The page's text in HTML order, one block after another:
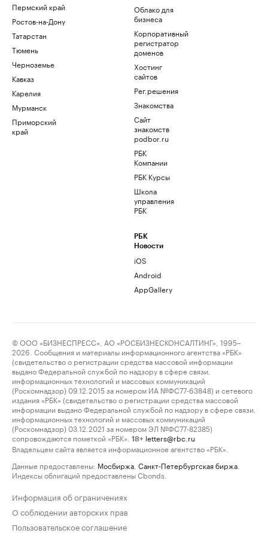
Пермский край
Ростов-на-Дону
Татарстан
Тюмень
Черноземье
Кавказ
Карелия
Мурманск
Приморский
край
Облако для
бизнеса
Корпоративный
регистратор
доменов
Хостинг
сайтов
Рег.решения
Знакомства
Сайт
знакомств
podbor.ru
РБК
Компании
РБК Курсы
Школа
управления
РБК
РБК
Новости
iOS
Android
AppGallery
© ООО «БИЗНЕСПРЕСС», АО «РОСБИЗНЕСКОНСАЛТИНГ», 1995–
2026. Сообщения и материалы информационного агентства «РБК»
(свидетельство о регистрации средства массовой информации
выдано Федеральной службой по надзору в сфере связи,
информационных технологий и массовых коммуникаций
(Роскомнадзор) 09.12.2015 за номером ИА №ФС77-63848) и сетевого
издания «РБК» (свидетельство о регистрации средства массовой
информации выдано Федеральной службой по надзору в сфере связи,
информационных технологий и массовых коммуникаций
(Роскомнадзор) 03.12.2021 за номером ЭЛ №ФС77-82385)
сопровождаются пометкой «РБК».
18+ letters@rbc.ru
Владельцем сайта является информационное агентство «РБК».
Данные предоставлены: Мосбиржа Санкт-Петербургская биржа
Индексы облигаций предоставлены Cbonds.
Информация об ограничениях
О соблюдении авторских прав
Пользовательское соглашение